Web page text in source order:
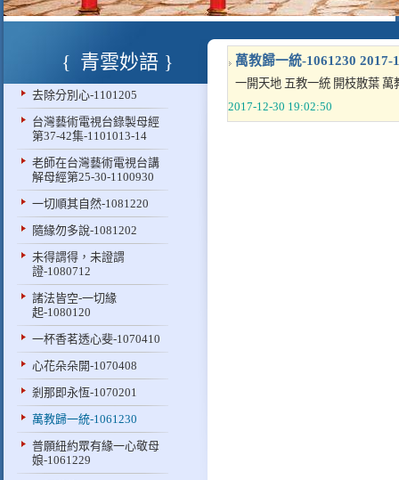
青雲妙語
去除分別心-1101205
台灣藝術電視台錄製母經
第37-42集-1101013-14
老師在台灣藝術電視台講
解母經第25-30-1100930
一切順其自然-1081220
隨緣勿多說-1081202
未得謂得，未證謂
證-1080712
諸法皆空-一切緣
起-1080120
一杯香茗透心斐-1070410
心花朵朵開-1070408
剎那即永恆-1070201
萬教歸一統-1061230
普願紐約眾有緣一心敬母
娘-1061229
萬教歸一統-10612302017-
一開天地 五教一統 開枝散葉
2017-12-30 19:02:50